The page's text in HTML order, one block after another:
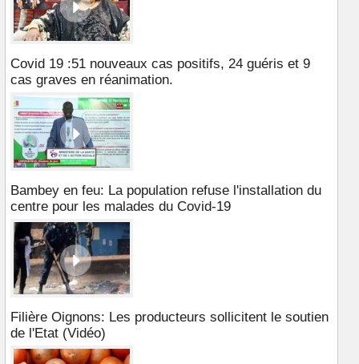
Covid 19 :51 nouveaux cas positifs, 24 guéris et 9
cas graves en réanimation.
Bambey en feu: La population refuse l'installation du
centre pour les malades du Covid-19
Filière Oignons: Les producteurs sollicitent le soutien
de l'Etat (Vidéo)